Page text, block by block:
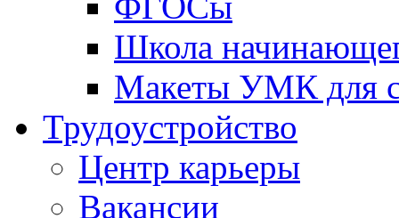
Школа
Макеты УМК для
Трудоустройство
Центр карьеры
Вакансии